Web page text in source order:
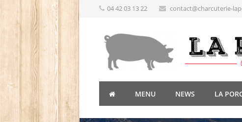
04 42 03 13 22 contact@charcuterie-
MENU NEWS LA